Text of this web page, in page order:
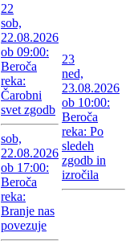
22
sob,
22.08.2026
ob 09:00:
Beroča
reka:
Čarobni
svet zgodb
sob,
22.08.2026
ob 17:00:
Beroča
reka:
Branje nas
povezuje
23
ned,
23.08.2026
ob 10:00:
Beroča
reka: Po
sledeh
zgodb in
izročila